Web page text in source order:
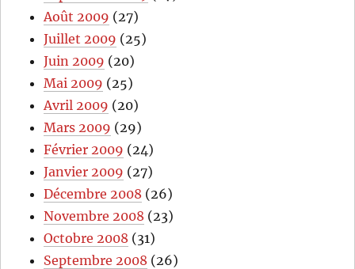
Août 2009 (27)
Juillet 2009 (25)
Juin 2009 (20)
Mai 2009 (25)
Avril 2009 (20)
Mars 2009 (29)
Février 2009 (24)
Janvier 2009 (27)
Décembre 2008 (26)
Novembre 2008 (23)
Octobre 2008 (31)
Septembre 2008 (26)